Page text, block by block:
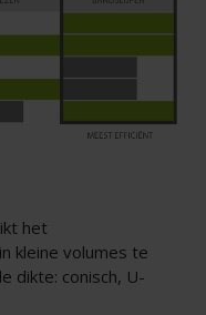
het
kleine volumes te
dikte: conisch, U-